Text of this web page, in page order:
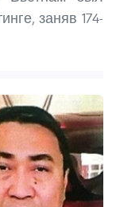
заняв 174-